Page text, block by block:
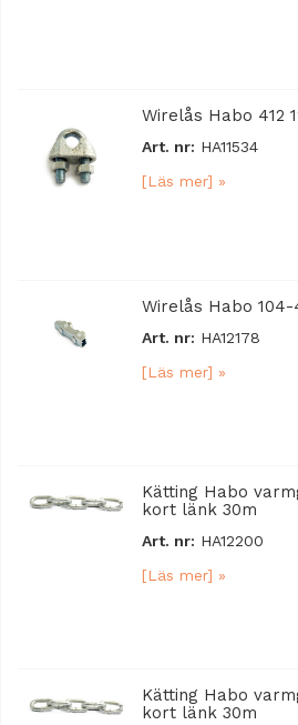
Wirelås Habo 412
Art. nr: HA11534
[Läs mer] »
Wirelås Habo 104-
Art. nr: HA12178
[Läs mer] »
Kätting Habo
kort länk 30m
Art. nr: HA12200
[Läs mer] »
Kätting Habo
kort länk 30m